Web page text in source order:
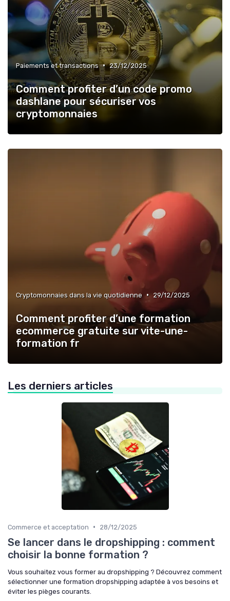
Paiements et transactions • 23/12/2025
Comment profiter d’un code promo
dashlane pour sécuriser vos
cryptomonnaies
Cryptomonnaies dans la vie quotidienne • 29/12/2025
Comment profiter d’une formation
ecommerce gratuite sur vite-une-
formation fr
Les derniers articles
Commerce et acceptation • 28/12/2025
Se lancer dans le dropshipping : comment
choisir la bonne formation ?
Vous souhaitez vous former au dropshipping ? Découvrez comment
sélectionner une formation dropshipping adaptée à vos besoins et
éviter les pièges courants.